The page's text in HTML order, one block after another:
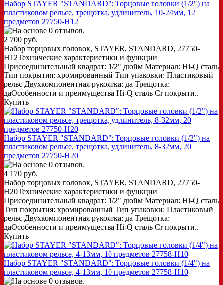
Набор STAYER "STANDARD": Торцовые головки (1/2") на
пластиковом рельсе, трещотка, удлинитель, 10-24мм, 12
предметов 27750-H12
2 700 руб.
Набор торцовых головок, STAYER, STANDARD, 27750-
H12Технические характеристики и функции
Присоединительный квадрат: 1/2" дюйм Материал: Hi-Q сталь
Тип покрытия: хромированный Тип упаковки: Пластиковый
рельс Двухкомпонентная рукоятка: да Трещотка:
даОсобенности и преимущества Hi-Q сталь Cr покрыти..
Купить
Набор STAYER "STANDARD": Торцовые головки (1/2") на
пластиковом рельсе, трещотка, удлинитель, 8-32мм, 20
предметов 27750-H20
4 170 руб.
Набор торцовых головок, STAYER, STANDARD, 27750-
H20Технические характеристики и функции
Присоединительный квадрат: 1/2" дюйм Материал: Hi-Q сталь
Тип покрытия: хромированный Тип упаковки: Пластиковый
рельс Двухкомпонентная рукоятка: да Трещотка:
даОсобенности и преимущества Hi-Q сталь Cr покрыти..
Купить
Набор STAYER "STANDARD": Торцовые головки (1/4") на
пластиковом рельсе, 4-13мм, 10 предметов 27758-H10